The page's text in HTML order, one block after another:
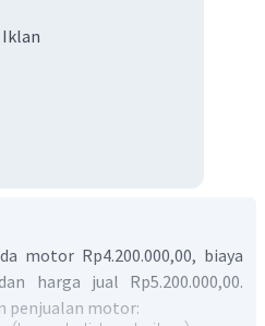
Iklan
motor Rp4.200.000,00, biaya
harga jual Rp5.200.000,00.
penjualan motor: